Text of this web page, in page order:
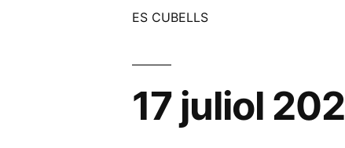
ES CUBELLS
17 juliol